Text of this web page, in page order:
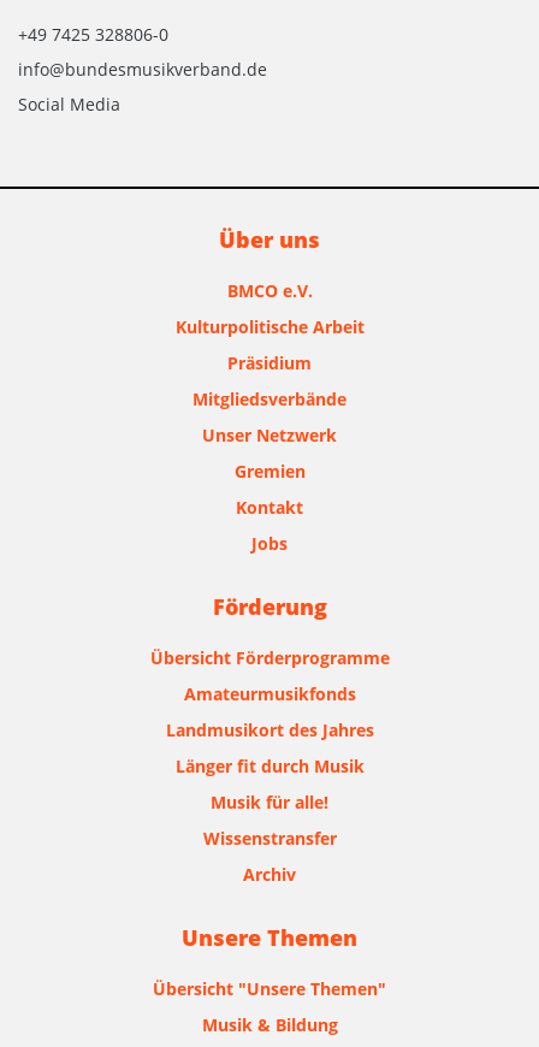
+49 7425 328806-0
info@bundesmusikverband.de
Social Media
Über uns
BMCO e.V.
Kulturpolitische Arbeit
Präsidium
Mitgliedsverbände
Unser Netzwerk
Gremien
Kontakt
Jobs
Förderung
Übersicht Förderprogramme
Amateurmusikfonds
Landmusikort des Jahres
Länger fit durch Musik
Musik für alle!
Wissenstransfer
Archiv
Unsere Themen
Übersicht "Unsere Themen"
Musik & Bildung